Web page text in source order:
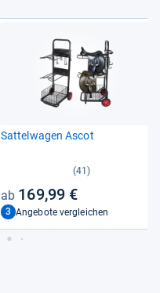
Sat­tel­wa­gen Ascot
(41)
169,99 €
3 Angebote vergleichen